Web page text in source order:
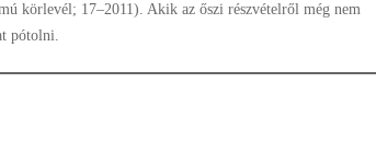
körlevél; 17–2011). Akik az őszi részvételről még nem
pótolni.